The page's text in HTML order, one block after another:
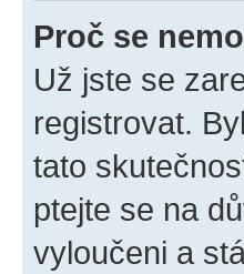
Proč se
Už jste se
registrovat.
tato
ptejte se na
vyloučeni a